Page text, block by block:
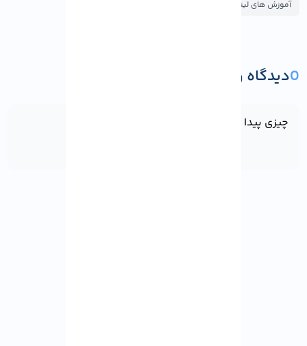
آموزش های لینوکس
0دیدگاه و پرسش
چیزی پیدا نشد!